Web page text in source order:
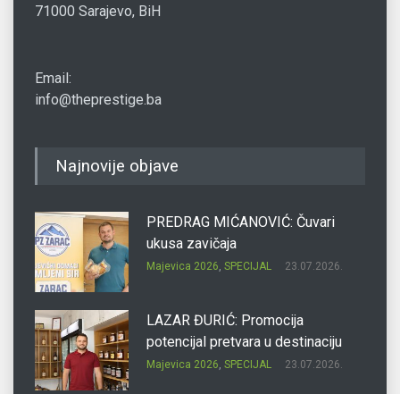
71000 Sarajevo, BiH
Email:
info@theprestige.ba
Najnovije objave
PREDRAG MIĆANOVIĆ: Čuvari
ukusa zavičaja
Majevica 2026, SPECIJAL 23.07.2026.
LAZAR ĐURIĆ: Promocija
potencijal pretvara u destinaciju
Majevica 2026, SPECIJAL 23.07.2026.